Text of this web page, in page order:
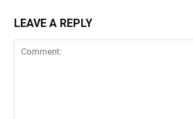
LEAVE A REPLY